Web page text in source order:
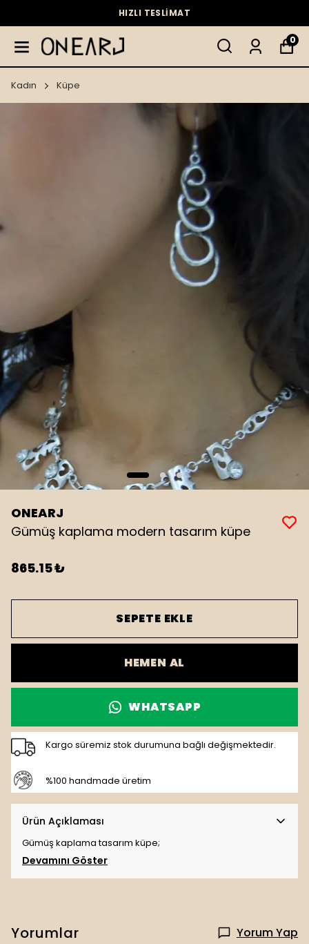
HIZLI TESLİMAT
0
Kadın Küpe
ONEARJ
Gümüş kaplama modern tasarım küpe
865.15 ₺
SEPETE EKLE
HEMEN AL
WHATSAPP
Kargo süremiz stok durumuna bağlı değişmektedir.
%100 handmade üretim
Ürün Açıklaması
Gümüş kaplama tasarım küpe;
Devamını Göster
Yorumlar Yorum Yap